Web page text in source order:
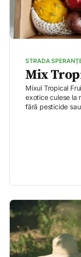
STRADA
Mix
Mixul Tropical
exotice culese la
fără pesticide